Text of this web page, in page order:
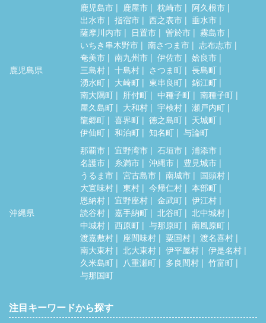
鹿児島県
鹿児島市 鹿屋市 枕崎市
阿久根市
出水市
指宿市 西之表市
垂水市
薩摩川内市
日置市 曽於市
霧島市
いちき串木野市
南さつま市
志布志市
奄美市
南九州市 伊佐市
姶良市
三島村
十島村 さつま町
長島町
湧水町
大崎町 東串良町
錦江町
南大隅町
肝付町 中種子町
南種子町
屋久島町
大和村 宇検村
瀬戸内町
龍郷町
喜界町 徳之島町
天城町
伊仙町
和泊町 知名町 与論町
沖縄県
那覇市 宜野湾市 石垣市
浦添市
名護市
糸満市 沖縄市
豊見城市
うるま市
宮古島市 南城市
国頭村
大宜味村
東村 今帰仁村
本部町
恩納村
宜野座村 金武町
伊江村
読谷村
嘉手納町 北谷町
北中城村
中城村
西原町 与那原町
南風原町
渡嘉敷村
座間味村 粟国村
渡名喜村
南大東村
北大東村 伊平屋村
伊是名村
久米島町
八重瀬町 多良間村
竹富町
与那国町
注目キーワードから探す